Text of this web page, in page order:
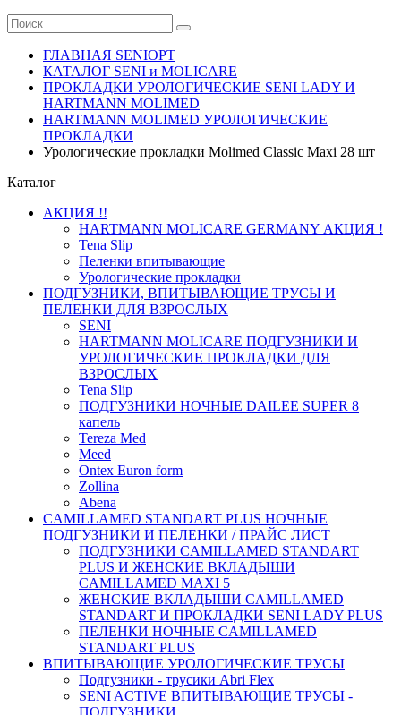
ГЛАВНАЯ SENIOPT
КАТАЛОГ SENI и MOLICARE
ПРОКЛАДКИ УРОЛОГИЧЕСКИЕ SENI LADY И
HARTMANN MOLIMED
HARTMANN MOLIMED УРОЛОГИЧЕСКИЕ
ПРОКЛАДКИ
Урологические прокладки Molimed Classic Maxi 28 шт
Каталог
АКЦИЯ !!
HARTMANN MOLICARE GERMANY АКЦИЯ !
Tena Slip
Пеленки впитывающие
Урологические прокладки
ПОДГУЗНИКИ, ВПИТЫВАЮЩИЕ ТРУСЫ И
ПЕЛЕНКИ ДЛЯ ВЗРОСЛЫХ
SENI
HARTMANN MOLICARE ПОДГУЗНИКИ И
УРОЛОГИЧЕСКИЕ ПРОКЛАДКИ ДЛЯ
ВЗРОСЛЫХ
Tena Slip
ПОДГУЗНИКИ НОЧНЫЕ DAILEE SUPER 8
капель
Tereza Med
Meed
Ontex Euron form
Zollina
Abena
CAMILLAMED STANDART PLUS НОЧНЫЕ
ПОДГУЗНИКИ И ПЕЛЕНКИ / ПРАЙС ЛИСТ
ПОДГУЗНИКИ CAMILLAMED STANDART
PLUS И ЖЕНСКИЕ ВКЛАДЫШИ
CAMILLAMED MAXI 5
ЖЕНСКИЕ ВКЛАДЫШИ CAMILLAMED
STANDART И ПРОКЛАДКИ SENI LADY PLUS
ПЕЛЕНКИ НОЧНЫЕ CAMILLAMED
STANDART PLUS
ВПИТЫВАЮЩИЕ УРОЛОГИЧЕСКИЕ ТРУСЫ
Подгузники - трусики Abri Flex
SENI ACTIVE ВПИТЫВАЮЩИЕ ТРУСЫ -
ПОДГУЗНИКИ